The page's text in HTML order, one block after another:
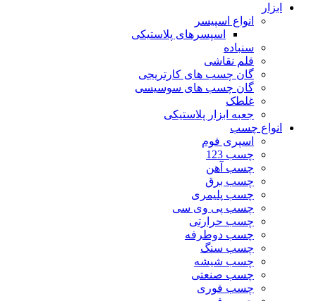
ابزار
انواع اسپیسر
اسپسرهای پلاستیکی
سنباده
قلم نقاشی
گان چسب های کارتریجی
گان چسب های سوسیسی
غلطک
جعبه ابزار پلاستیکی
انواع چسب
اسپری فوم
چسب 123
چسب آهن
چسب برق
چسب پلیمری
چسب پی وی سی
چسب حرارتی
چسب دوطرفه
چسب سنگ
چسب شیشه
چسب صنعتی
چسب فوری